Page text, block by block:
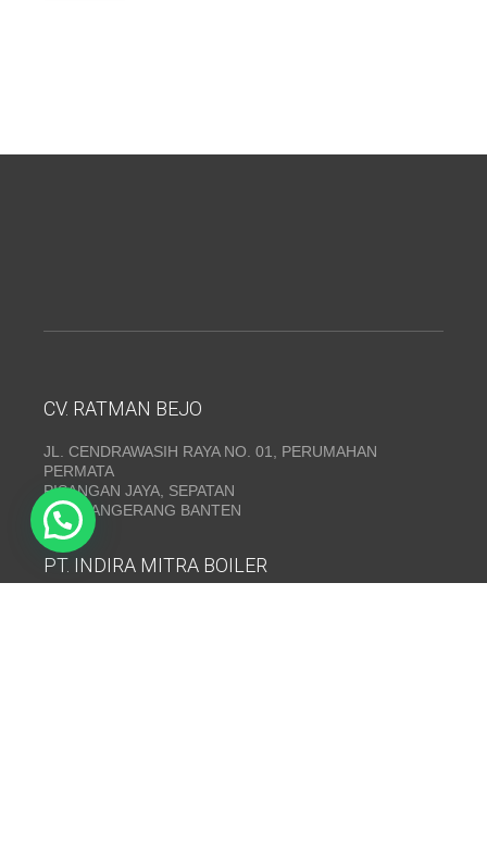
CV. RATMAN BEJO
JL. CENDRAWASIH RAYA NO. 01, PERUMAHAN
PERMATA
PISANGAN JAYA, SEPATAN
KAB. TANGERANG BANTEN
PT. INDIRA MITRA BOILER